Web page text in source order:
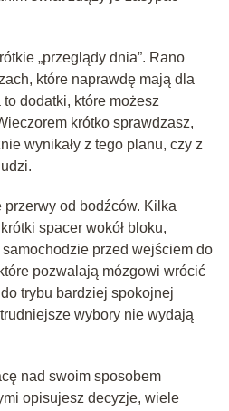
„przeglądy dnia”. Rano
które naprawdę mają dla
dodatki, które możesz
krótko sprawdzasz,
wynikały z tego planu, czy z
od bodźców. Kilka
spacer wokół bloku,
przed wejściem do
pozwalają mózgowi wrócić
trybu bardziej spokojnej
wybory nie wydają
nad swoim sposobem
opisujesz decyzje, wiele